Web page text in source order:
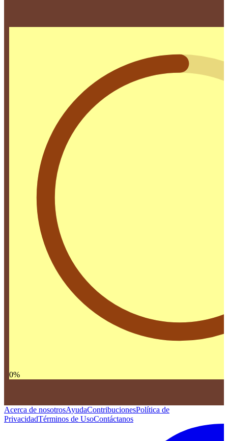
0%
Acerca de nosotrosAyudaContribucionesPolítica de
PrivacidadTérminos de UsoContáctanos